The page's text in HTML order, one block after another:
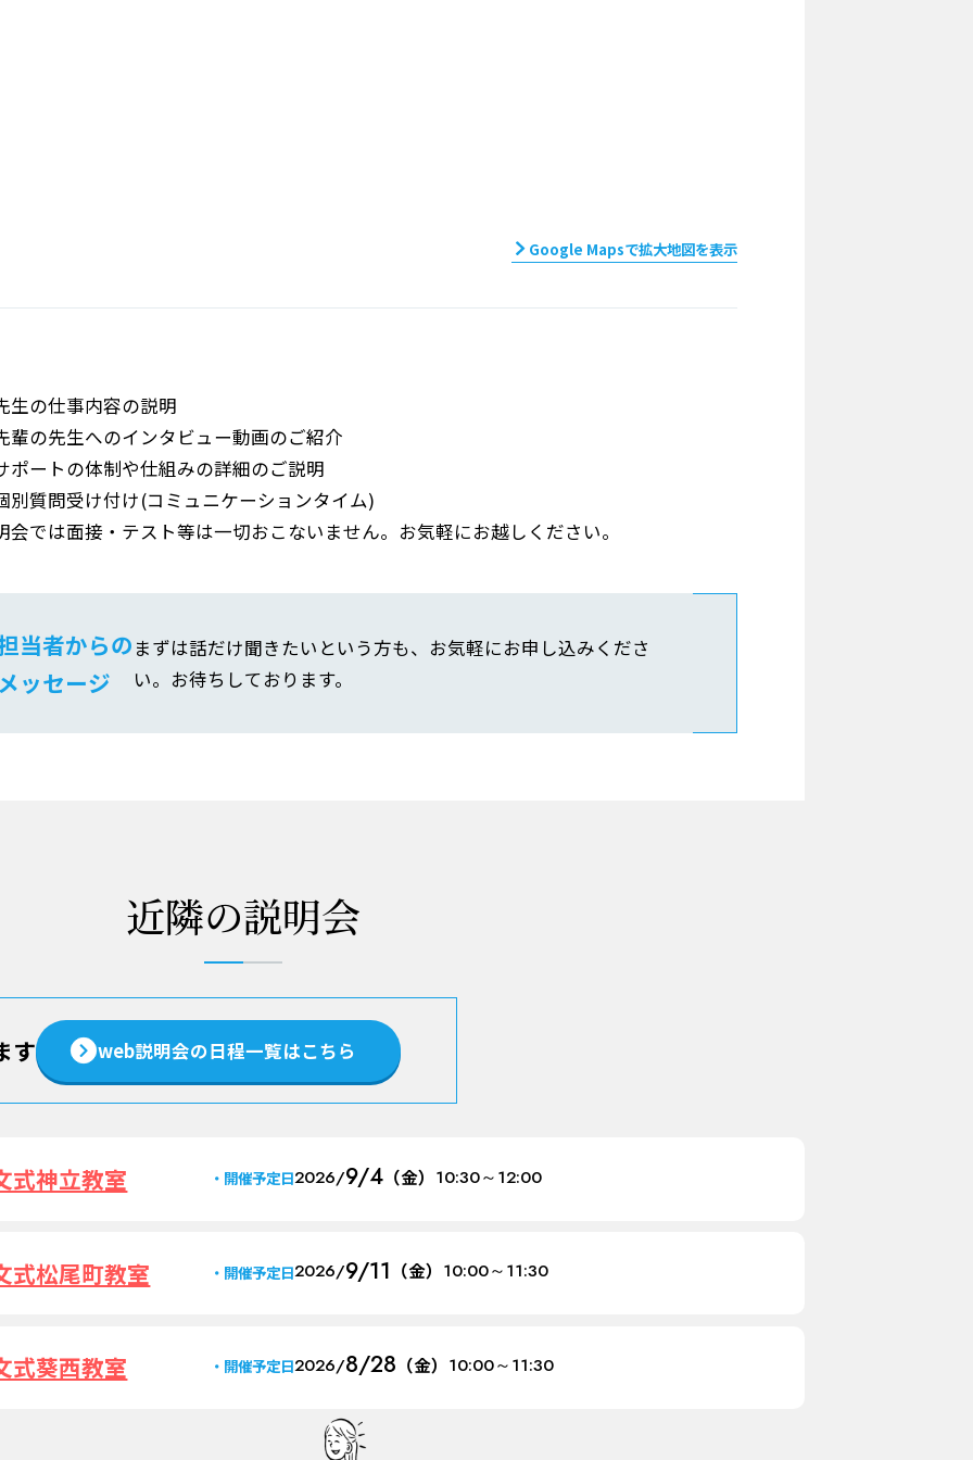
Google Mapsで拡大地図を表示
生の仕事内容の説明
輩の先生へのインタビュー動画のご紹介
ポートの体制や仕組みの詳細のご説明
別質問受け付け(コミュニケーションタイム)
会では面接・テスト等は一切おこないません。お気軽にお越しください。
当者からの
ッセージ
まずは話だけ聞きたいという方も、お気軽にお申し込みくださ
い。お待ちしております。
近隣の説明会
す web説明会の日程一覧はこちら
式神立教室 開催予定日2026/9/4（金） 10:30～12:00
式松尾町教室 開催予定日2026/9/11 （金） 10:00～11:30
式葵西教室 開催予定日2026/8/28 （金） 10:00～11:30